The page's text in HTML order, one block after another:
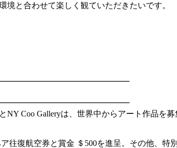
と合わせて楽しく観ていただきたいです。
NY Coo Galleryは、世界中からアート作品
致します。
往復航空券と賞金 ＄500を進呈。その他、